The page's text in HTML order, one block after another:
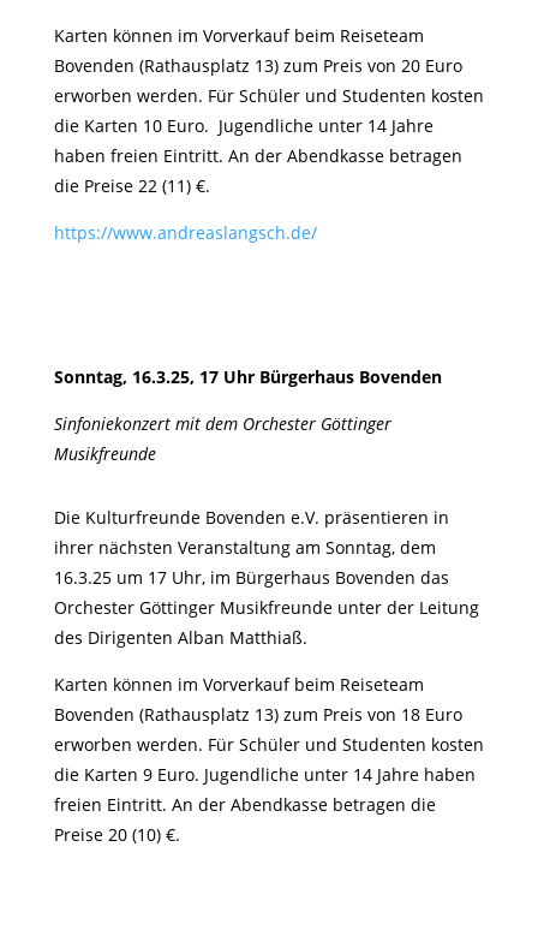
Karten können im Vorverkauf beim Reiseteam
Bovenden (Rathausplatz 13) zum Preis von 20 Euro
erworben werden. Für Schüler und Studenten kosten
die Karten 10 Euro. Jugendliche unter 14 Jahre
haben freien Eintritt. An der Abendkasse betragen
die Preise 22 (11) €.
https://www.andreaslangsch.de/
Sonntag, 16.3.25, 17 Uhr Bürgerhaus Bovenden
Sinfoniekonzert mit dem Orchester Göttinger
Musikfreunde
Die Kulturfreunde Bovenden e.V. präsentieren in
ihrer nächsten Veranstaltung am Sonntag, dem
16.3.25 um 17 Uhr, im Bürgerhaus Bovenden das
Orchester Göttinger Musikfreunde unter der Leitung
des Dirigenten Alban Matthiaß.
Karten können im Vorverkauf beim Reiseteam
Bovenden (Rathausplatz 13) zum Preis von 18 Euro
erworben werden. Für Schüler und Studenten kosten
die Karten 9 Euro. Jugendliche unter 14 Jahre haben
freien Eintritt. An der Abendkasse betragen die
Preise 20 (10) €.